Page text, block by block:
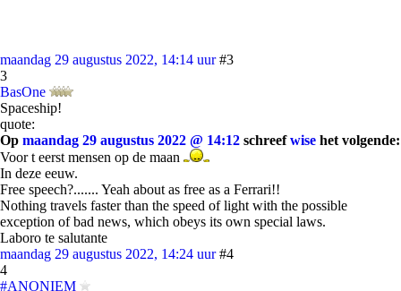
maandag 29 augustus 2022, 14:14 uur #3
3
BasOne
Spaceship!
quote:
Op maandag 29 augustus 2022 @ 14:12 schreefwise het volgende:
Voor t eerst mensen op de maan
In deze eeuw.
Free speech?....... Yeah about as free as a Ferrari!!
Nothing travels faster than the speed of light with the possible
exception of bad news, which obeys its own special laws.
Laboro te salutante
maandag 29 augustus 2022, 14:24 uur #4
4
#ANONIEM